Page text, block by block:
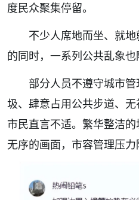
度民众聚集停留。
不少人席地而坐、就
的同时，一系列公共乱象也
部分人员不遵守城市
圾、肆意占用公共步道、
市民直言不适。繁华整洁
无序的画面，市容管理压力